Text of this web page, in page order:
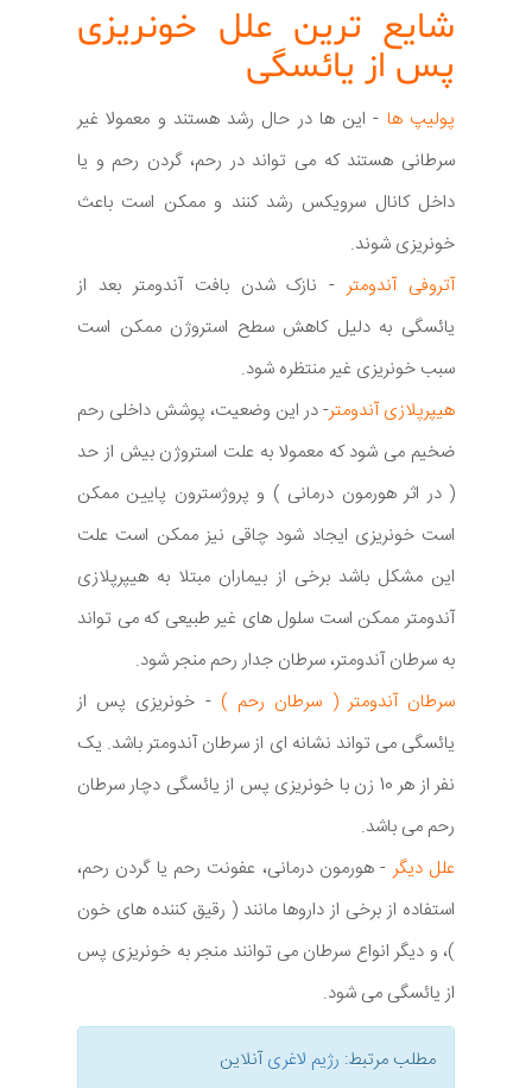
شایع ترین علل خونریزی
پس از یائسگی
پولیپ ها - این ها در حال رشد هستند و معمولا غیر
سرطانی هستند که می تواند در رحم، گردن رحم و یا
داخل کانال سرویکس رشد کنند و ممکن است باعث
خونریزی شوند.
آتروفی آندومتر - نازک شدن بافت آندومتر بعد از
یائسگی به دلیل کاهش سطح استروژن ممکن است
سبب خونریزی غیر منتظره شود.
هیپرپلازی آندومتر- در این وضعیت، پوشش داخلی رحم
ضخیم می شود که معمولا به علت استروژن بیش از حد
( در اثر هورمون درمانی ) و پروژسترون پایین ممکن
است خونریزی ایجاد شود چاقی نیز ممکن است علت
این مشکل باشد برخی از بیماران مبتلا به هیپرپلازی
آندومتر ممکن است سلول های غیر طبیعی که می تواند
به سرطان آندومتر، سرطان جدار رحم منجر شود.
سرطان آندومتر ( سرطان رحم ) - خونریزی پس از
یائسگی می تواند نشانه ای از سرطان آندومتر باشد. یک
نفر از هر 10 زن با خونریزی پس از یائسگی دچار سرطان
رحم می باشد.
علل دیگر - هورمون درمانی، عفونت رحم یا گردن رحم،
استفاده از برخی از داروها مانند ( رقیق کننده های خون
)، و دیگر انواع سرطان می توانند منجر به خونریزی پس
از یائسگی می شود.
مطلب مرتبط: رژیم لاغریآنلاین